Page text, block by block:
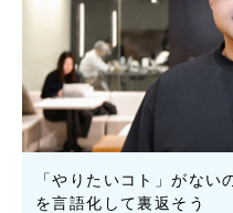
「やりたいコト」がな
を言語化して裏返そう